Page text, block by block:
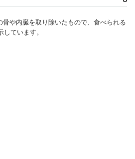
や内臓を取り除いたもので、食べられる
ています。